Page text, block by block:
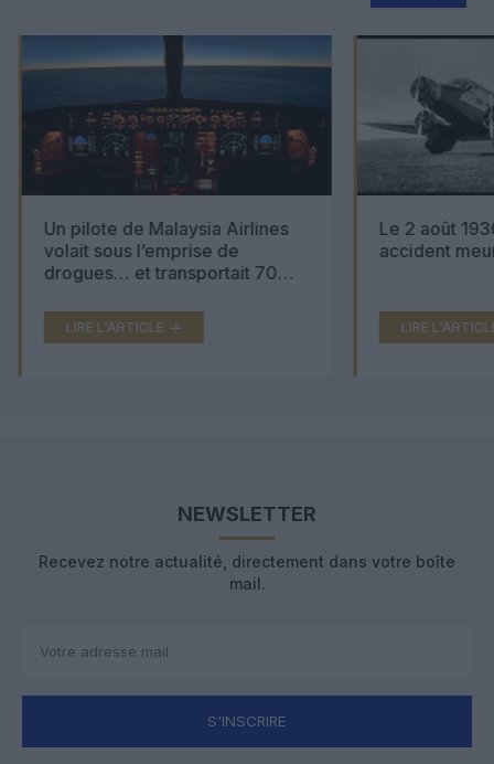
Un pilote de Malaysia Airlines
volait sous l’emprise de
drogues… et transportait 70
LIRE L'ARTICLE
Le 2 août
accident
LIRE
NEWSLETTER
Recevez notre actualité, directement dans votre boîte
mail.
S'INSCRIRE